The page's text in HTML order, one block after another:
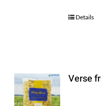
Details
Verse